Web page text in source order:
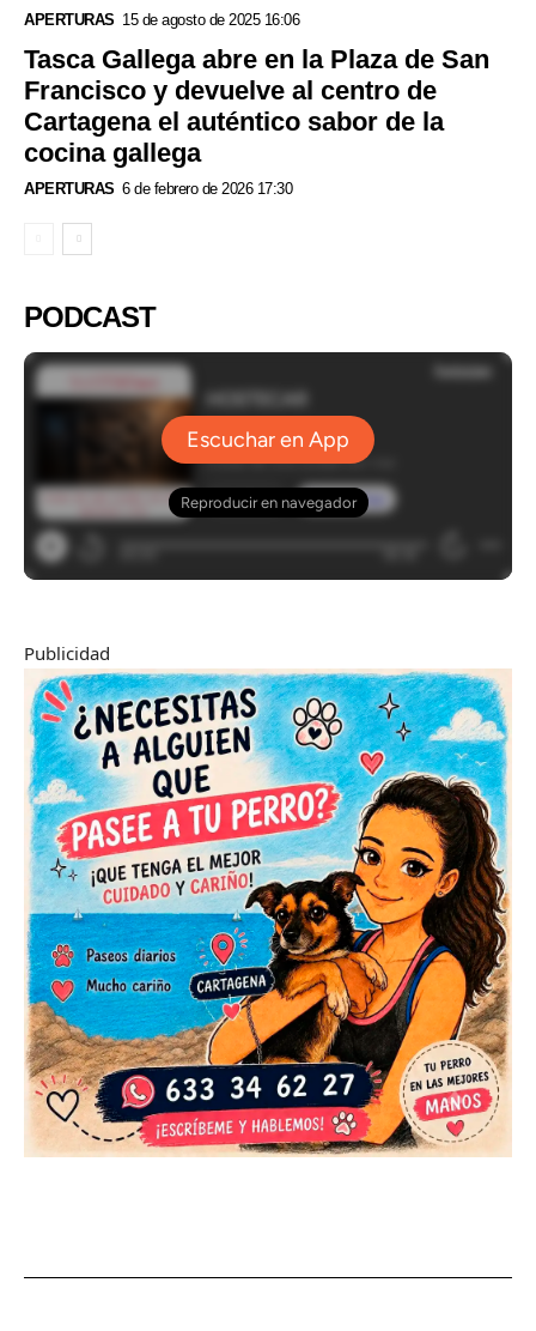
APERTURAS 15 de agosto de 2025 16:06
Tasca Gallega abre en la Plaza de San
Francisco y devuelve al centro de
Cartagena el auténtico sabor de la
cocina gallega
APERTURAS 6 de febrero de 2026 17:30
PODCAST
Publicidad